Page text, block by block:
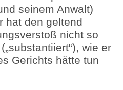
seinem Anwalt)
hat den geltend
nicht so
wie er
Gerichts hätte tun